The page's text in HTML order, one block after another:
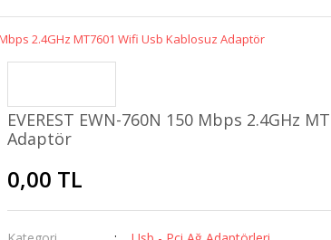
Mbps 2.4GHz MT7601 Wifi Usb Kablosuz Adaptör
EVEREST EWN-760N 150 Mbps 2.4GHz
Adaptör
0,00 TL